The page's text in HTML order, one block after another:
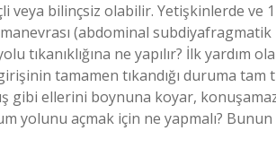
veya bilinçsiz olabilir. Yetişkinlerde ve
(abdominal
tıkanıklığına ne yapılır? İlk yardım
tamamen tıkandığı duruma tam
gibi ellerini boynuna koyar,
yolunu açmak için ne yapmalı?